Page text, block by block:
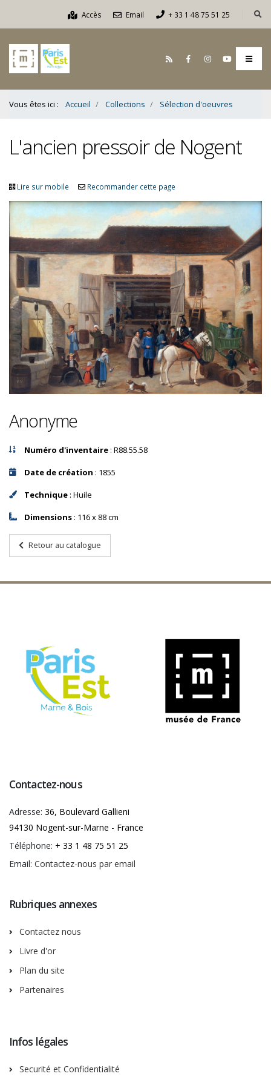
Accès Email + 33 1 48 75 51 25
Vous êtes ici : Accueil Collections Sélection d'oeuvres
L'ancien pressoir de Nogent
Lire sur mobile Recommander cette page
Anonyme
Numéro d'inventaire : R88.55.58
Date de création : 1855
Technique : Huile
Dimensions : 116 x 88 cm
Retour au catalogue
Contactez-nous
Adresse: 36, Boulevard Gallieni
94130 Nogent-sur-Marne - France
Téléphone: + 33 1 48 75 51 25
Email: Contactez-nous par email
Rubriques annexes
Contactez nous
Livre d'or
Plan du site
Partenaires
Infos légales
Securité et Confidentialité